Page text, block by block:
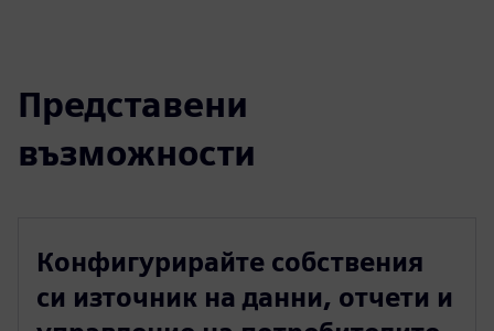
Представени
възможности
Конфигурирайте собствения
си източник на данни, отчети и